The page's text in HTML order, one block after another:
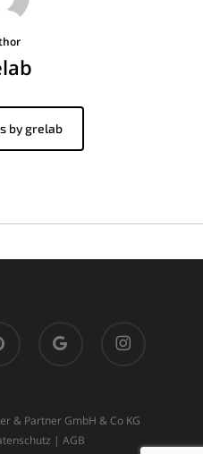
by grelab
plus
& Partner GmbH & Co KG
| AGB